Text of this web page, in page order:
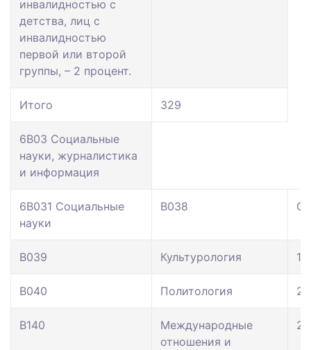
инвалидностью с
детства, лиц с
инвалидностью
первой или второй
группы, – 2 процент.
Итого 329
6В03 Социальные
науки, журналистика
и информация
6В031 Социальные
науки
В038
В039 Культурология
В040 Политология
В140
Международные
отношения и